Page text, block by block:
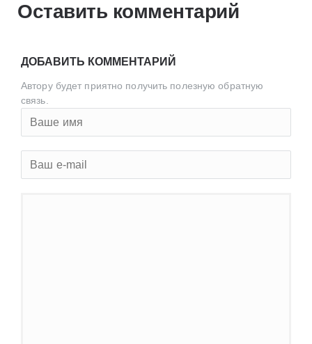
Оставить комментарий
ДОБАВИТЬ КОММЕНТАРИЙ
Автору будет приятно получить полезную обратную
связь.